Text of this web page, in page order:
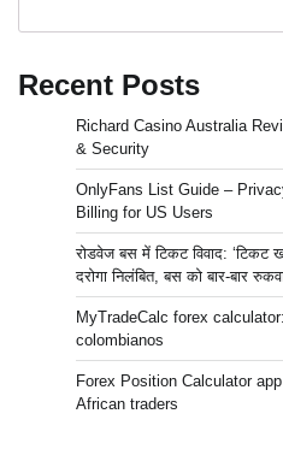
Recent Posts
Richard Casino Australia
& Security
OnlyFans List Guide –
Billing for US Users
रोडवेज बस में टिकट विवाद: ‘टिकट
दरोगा निलंबित, बस को बार-बार
MyTradeCalc forex
colombianos
Forex Position Calculator
African traders